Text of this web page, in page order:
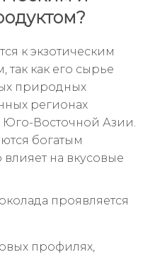
к экзотическим
так как его сырье
природных
регионах
Восточной Азии.
богатым
на вкусовые
проявляется
профилях,